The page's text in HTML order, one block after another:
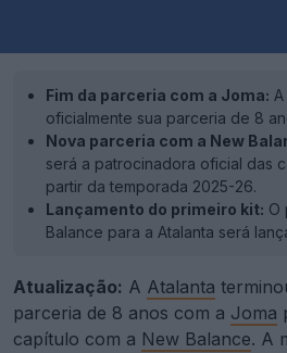
Fim da parceria com a Joma:
oficialmente sua parceria de 8
Nova parceria com a New
será a patrocinadora oficial das
partir da temporada 2025-26.
Lançamento do primeiro kit: O
Balance para a Atalanta será
Atualização: A Atalanta
parceria de 8 anos com a Joma
capítulo com a New Balance. A